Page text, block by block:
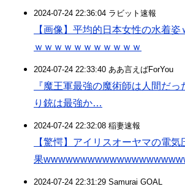
2024-07-24 22:36:04 ラビット速報
【画像】平均的日本女性の水着姿
ｗｗｗｗｗｗｗｗｗｗｗ
2024-07-24 22:33:40 ああ言えばForYou
『魔王軍最強の魔術師は人間だ
り銃は最強か…
2024-07-24 22:32:08 稲妻速報
【驚愕】アイリスオーヤマの電
果
2024-07-24 22:31:29 Samurai GOAL